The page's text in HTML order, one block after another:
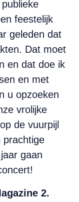
feestelijk
geleden dat
Dat moet
en dat doe ik
en met
u opzoeken
vrolijke
de vuurpijl
prachtige
gaan
2.